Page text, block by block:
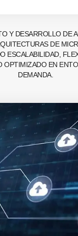
Y DESARROLLO DE
DE
ESCALABILIDAD,
OPTIMIZADO EN
DEMANDA.